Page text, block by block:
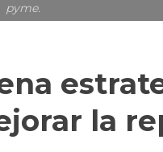
la
pyme.